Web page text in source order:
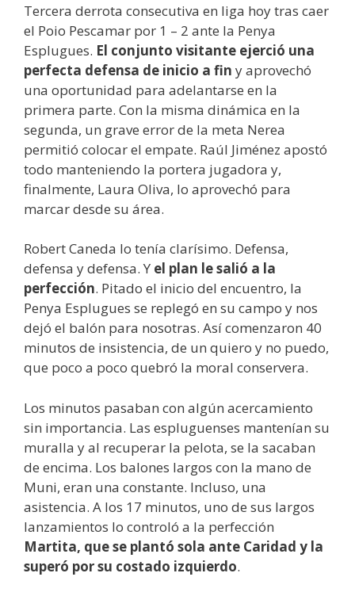
Tercera derrota consecutiva en liga hoy tras caer
el Poio Pescamar por 1 – 2 ante la Penya
Esplugues. El conjunto visitante ejerció una
perfecta defensa de inicio a fin y aprovechó
una oportunidad para adelantarse en la
primera parte. Con la misma dinámica en la
segunda, un grave error de la meta Nerea
permitió colocar el empate. Raúl Jiménez apostó
todo manteniendo la portera jugadora y,
finalmente, Laura Oliva, lo aprovechó para
marcar desde su área.
Robert Caneda lo tenía clarísimo. Defensa,
defensa y defensa. Y el plan le salió a la
perfección. Pitado el inicio del encuentro, la
Penya Esplugues se replegó en su campo y nos
dejó el balón para nosotras. Así comenzaron 40
minutos de insistencia, de un quiero y no puedo,
que poco a poco quebró la moral conservera.
Los minutos pasaban con algún acercamiento
sin importancia. Las espluguenses mantenían su
muralla y al recuperar la pelota, se la sacaban
de encima. Los balones largos con la mano de
Muni, eran una constante. Incluso, una
asistencia. A los 17 minutos, uno de sus largos
lanzamientos lo controló a la perfección
Martita, que se plantó sola ante Caridad y la
superó por su costado izquierdo.